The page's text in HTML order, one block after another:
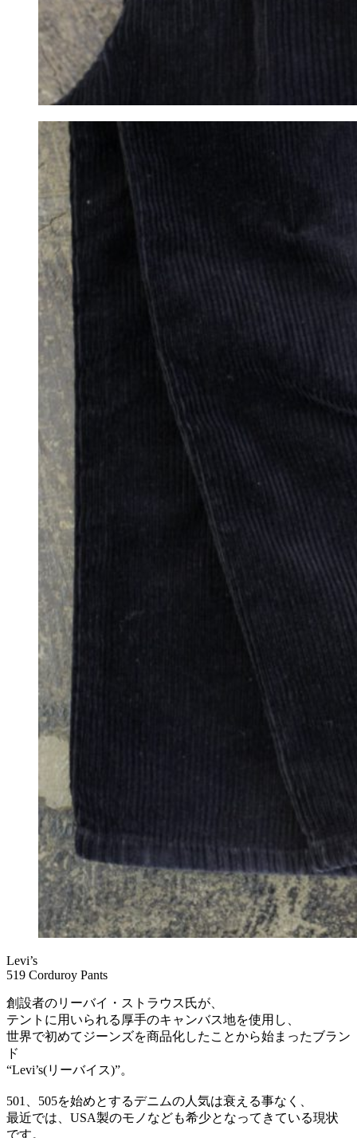
Levi’s
519 Corduroy Pants
創設者のリーバイ・ストラウス氏が、
テントに用いられる厚手のキャンバス地を使用し、
世界で初めてジーンズを商品化したことから始まったブラン
ド
“Levi’s(リーバイス)”。
501、505を始めとするデニムの人気は衰える事なく、
最近では、USA製のモノなども希少となってきている現状
です。